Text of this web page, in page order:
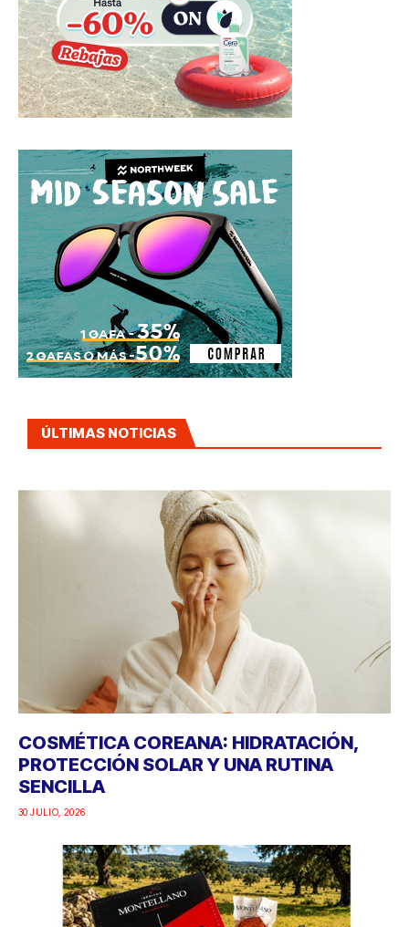
ÚLTIMAS NOTICIAS
COSMÉTICA COREANA: HIDRATACIÓN,
PROTECCIÓN SOLAR Y UNA RUTINA
SENCILLA
30 JULIO, 2026